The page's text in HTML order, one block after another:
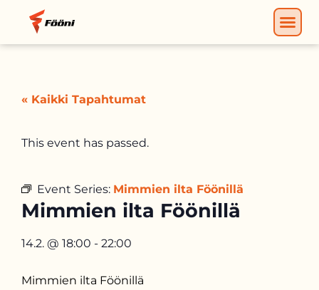
« Kaikki Tapahtumat
This event has passed.
Event Series: Mimmien ilta Föönillä
Mimmien ilta Föönillä
14.2. @ 18:00 - 22:00
Mimmien ilta Föönillä